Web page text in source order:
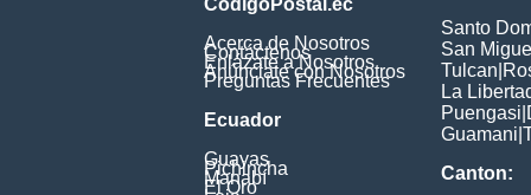
CodigoPostal.ec
Acerca de Nosotros
Contáctenos
Enlázate a Nosotros
Anúnciate con Nosotros
Preguntas Frecuentes
Ecuador
Guayas
Pichincha
Manabí
El Oro
Santo
San
Tulcan
La
Puengasi
Guamani
Canton: